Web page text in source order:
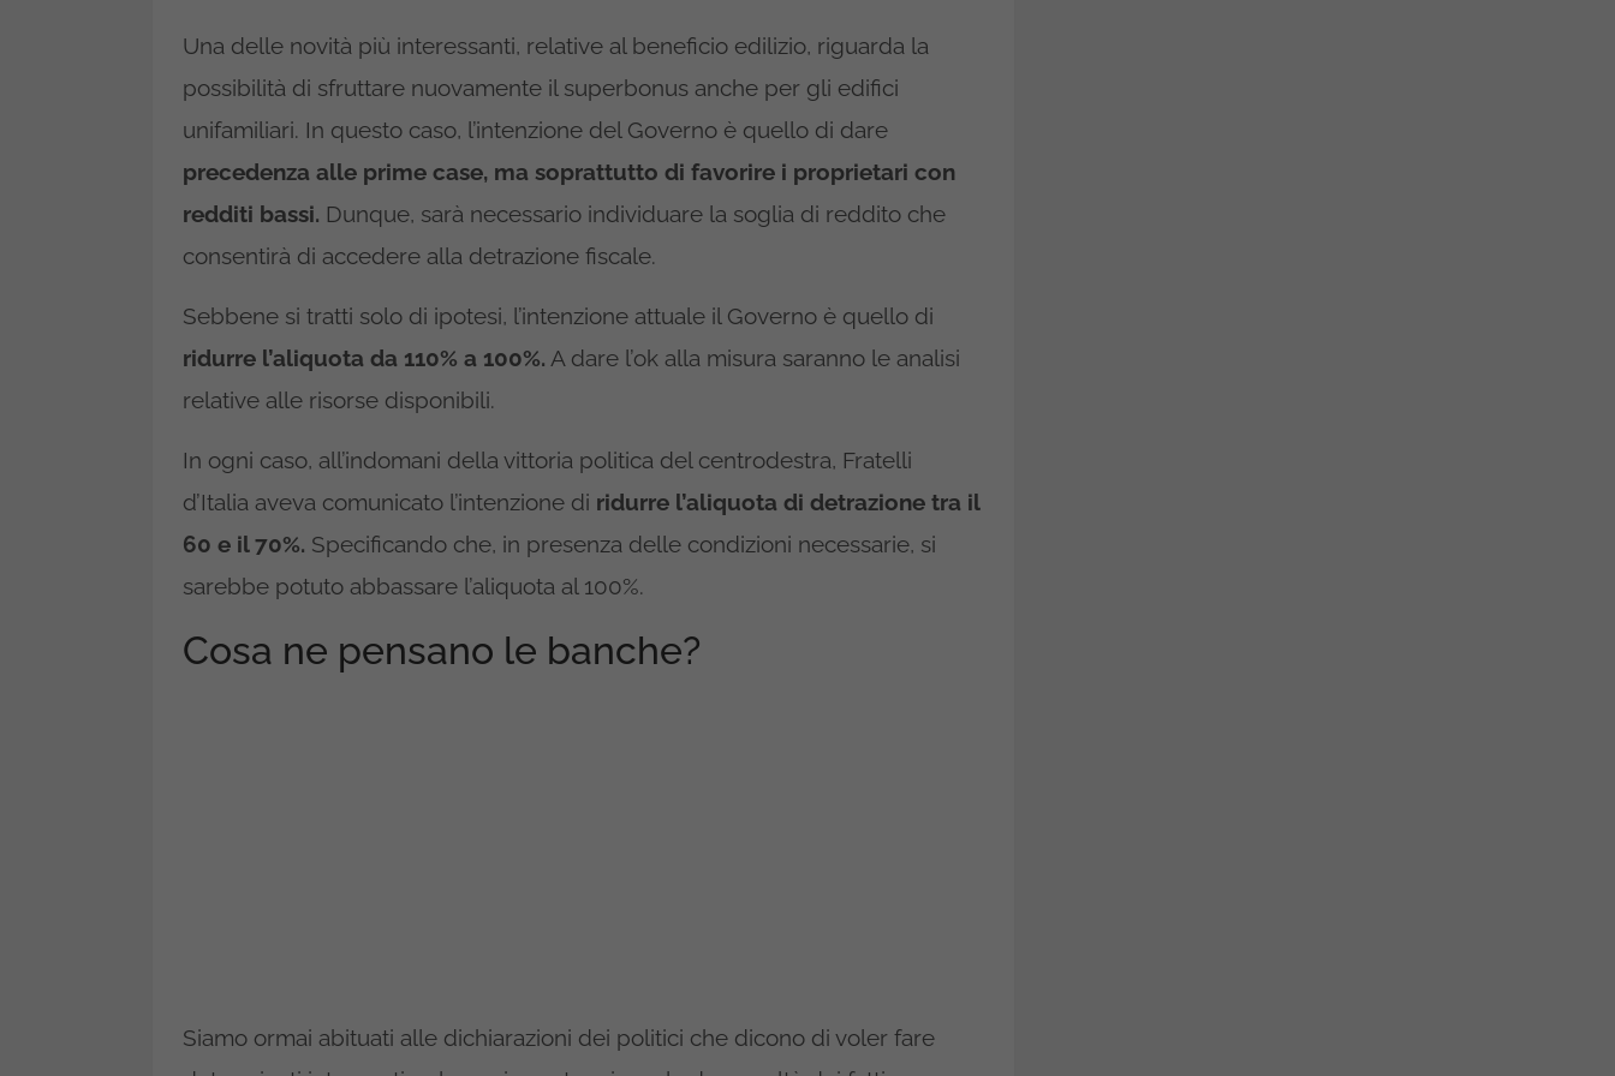
Una delle novità più interessanti, relative al beneficio edilizio, riguarda la
possibilità di sfruttare nuovamente il superbonus anche per gli edifici
unifamiliari. In questo caso, l’intenzione del Governo è quello di dare
precedenza alle prime case, ma soprattutto di favorire i proprietari con
redditi bassi. Dunque, sarà necessario individuare la soglia di reddito che
consentirà di accedere alla detrazione fiscale.
Sebbene si tratti solo di ipotesi, l’intenzione attuale il Governo è quello di
ridurre l’aliquota da 110% a 100%. A dare l’ok alla misura saranno le analisi
relative alle risorse disponibili.
In ogni caso, all’indomani della vittoria politica del centrodestra, Fratelli
d’Italia aveva comunicato l’intenzione di ridurre l’aliquota di detrazione tra il
60 e il 70%. Specificando che, in presenza delle condizioni necessarie, si
sarebbe potuto abbassare l’aliquota al 100%.
Cosa ne pensano le banche?
Siamo ormai abituati alle dichiarazioni dei politici che dicono di voler fare